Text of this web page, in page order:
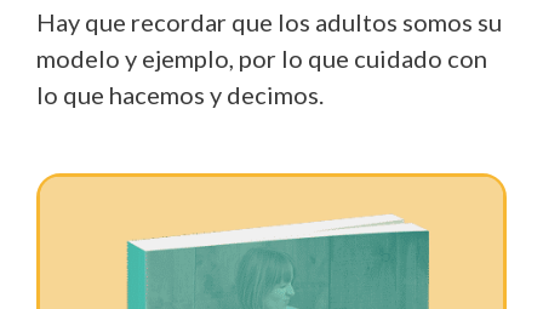
Hay que recordar que los adultos somos su
modelo y ejemplo, por lo que cuidado con
lo que hacemos y decimos.